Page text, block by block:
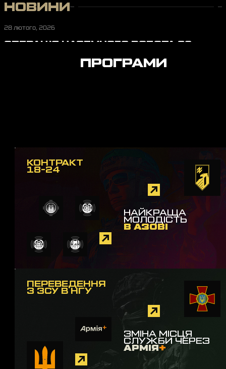
НОВИНИ
28 лютого, 2026
ОПЕРАЦІЯ НАЗЕМНОГО РОБОТА 20
ПРОГРАМИ
КОНТРАКТ
18-24
НАЙКРАЩА
МОЛОДІСТЬ
В АЗОВІ
ПЕРЕВЕДЕННЯ
З ЗСУ В НГУ
ЗМІНА МІСЦЯ
СЛУЖБИ ЧЕРЕЗ
АРМІЯ +